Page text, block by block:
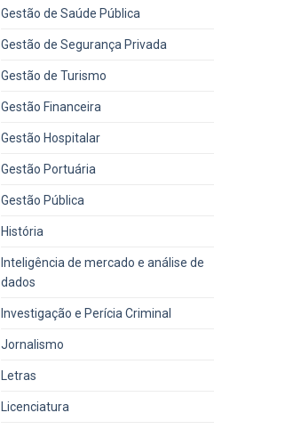
Gestão de Saúde Pública
Gestão de Segurança Privada
Gestão de Turismo
Gestão Financeira
Gestão Hospitalar
Gestão Portuária
Gestão Pública
História
Inteligência de mercado e análise de
dados
Investigação e Perícia Criminal
Jornalismo
Letras
Licenciatura